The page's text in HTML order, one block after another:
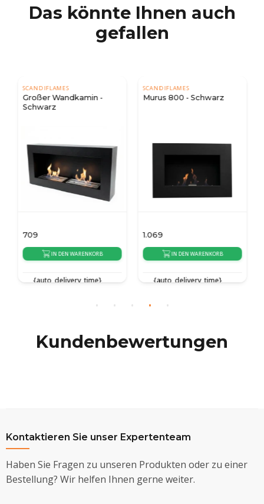
Das könnte Ihnen auch
gefallen
SCANDIFLAMES
Großer Wandkamin -
Schwarz
709
IN DEN WARENKORB
{auto_delivery_time}
SCANDIFLAMES
Murus 800 - Schwarz
1.069
IN DEN WARENKORB
{auto_delivery_time}
Kundenbewertungen
Kontaktieren Sie unser Expertenteam
Haben Sie Fragen zu unseren Produkten oder zu einer
Bestellung? Wir helfen Ihnen gerne weiter.